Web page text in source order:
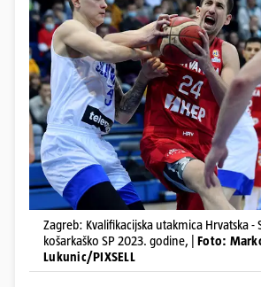
Zagreb: Kvalifikacijska utakmica Hrvatska -
košarkaško SP 2023. godine, | Foto:
Lukunic/PIXSELL